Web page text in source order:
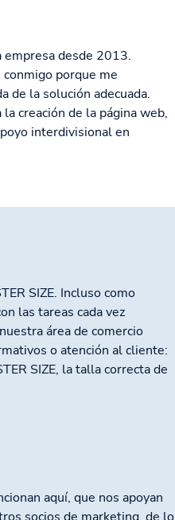
empresa desde 2013.
porque me
de la solución adecuada.
creación de la página web,
interdivisional en
SIZE. Incluso como
las tareas cada vez
área de comercio
o atención al cliente:
SIZE, la talla correcta de
aquí, que nos apoyan